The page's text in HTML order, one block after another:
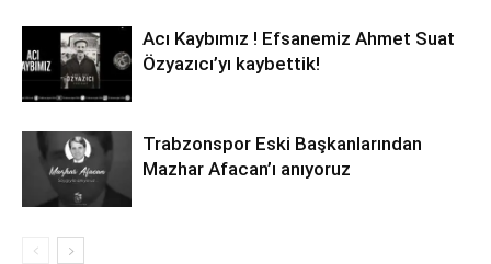
Acı Kaybımız ! Efsanemiz Ahmet Suat
Özyazıcı’yı kaybettik!
Trabzonspor Eski Başkanlarından
Mazhar Afacan’ı anıyoruz